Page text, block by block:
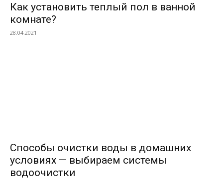
Как установить теплый пол в ванной
комнате?
28.04.2021
Способы очистки воды в домашних
условиях — выбираем системы
водоочистки